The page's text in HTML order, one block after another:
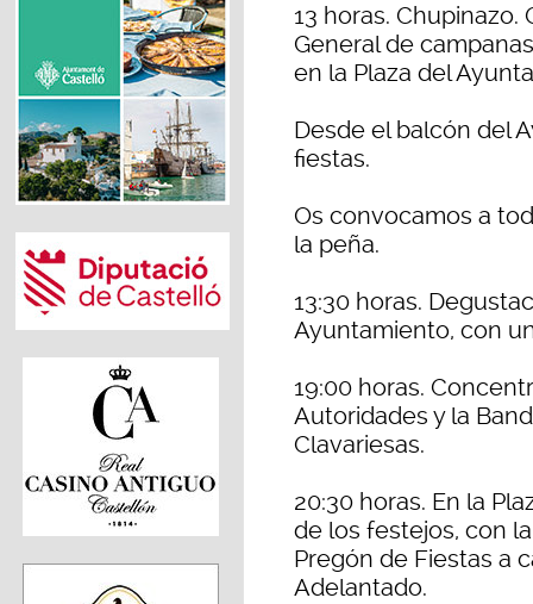
13 horas.
General de
en la Plaza del
Desde el balcón del
fiestas.
Os convocamos a
la peña.
13:30 horas.
Ayuntamiento, con
19:00 horas.
Autoridades y la
Clavariesas.
20:30 horas. En la
de los festejos, con
Pregón de Fiestas a
Adelantado.